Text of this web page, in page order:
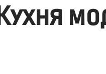
Кухня